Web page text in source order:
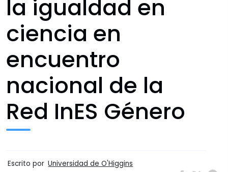
la igualdad en
ciencia en
encuentro
nacional de la
Red InES Género
Escrito por Universidad de O'Higgins